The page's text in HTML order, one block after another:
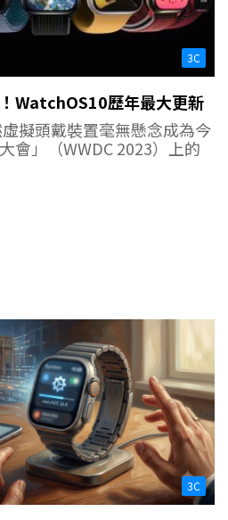
3C
WatchOS10歷年最大更新
擬頭戴裝置毫無懸念成為今
會」（WWDC 2023）上的
3C